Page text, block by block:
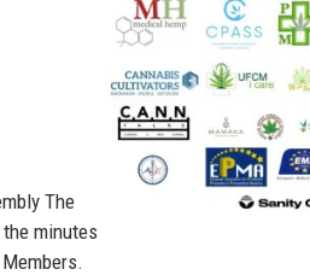
The
minutes